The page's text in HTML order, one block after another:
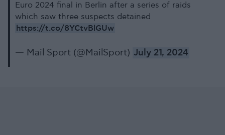
Euro 2024 final in Berlin after a series of raids
which saw three suspects detained
https://t.co/8YCtvBlGUw
— Mail Sport (@MailSport) July 21, 2024